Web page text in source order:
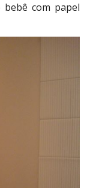
bebê com papel